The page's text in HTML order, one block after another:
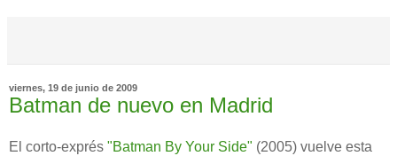
viernes, 19 de junio de 2009
Batman de nuevo en Madrid
El corto-exprés "Batman By Your Side" (2005) vuelve esta